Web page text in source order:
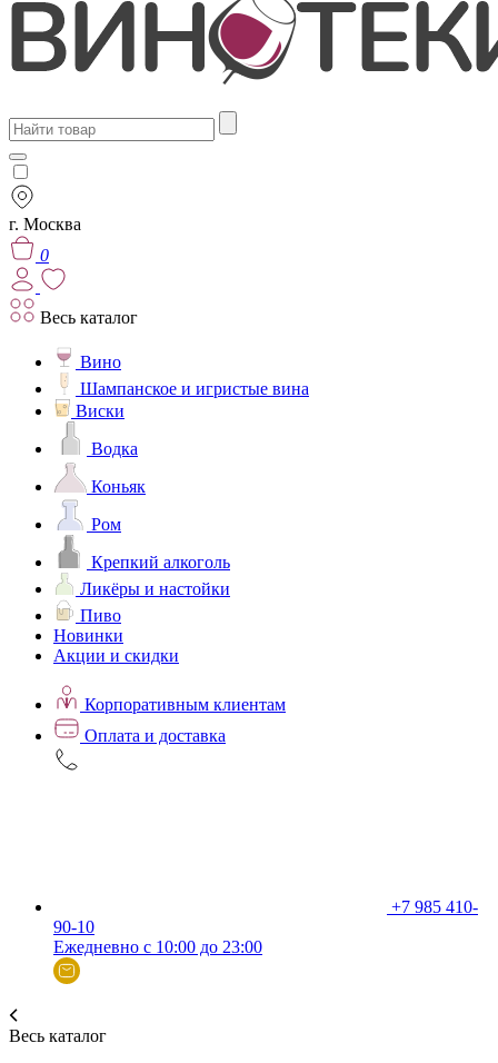
г. Москва
0
Весь каталог
Вино
Шампанское и игристые вина
Виски
Водка
Коньяк
Ром
Крепкий алкоголь
Ликёры и настойки
Пиво
Новинки
Акции и скидки
Корпоративным клиентам
Оплата и доставка
+7 985 410-
90-10
Ежедневно с 10:00 до 23:00
Весь каталог